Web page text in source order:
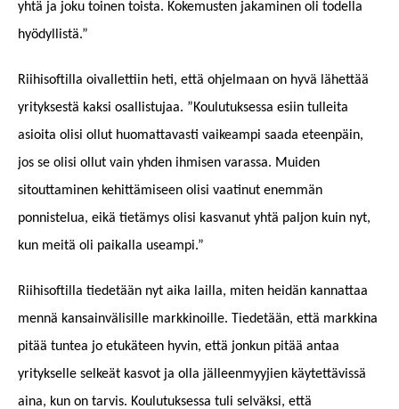
yhtä ja joku toinen toista. Kokemusten jakaminen oli todella
hyödyllistä.”
Riihisoftilla oivallettiin heti, että ohjelmaan on hyvä lähettää
yrityksestä kaksi osallistujaa. ”Koulutuksessa esiin tulleita
asioita olisi ollut huomattavasti vaikeampi saada eteenpäin,
jos se olisi ollut vain yhden ihmisen varassa. Muiden
sitouttaminen kehittämiseen olisi vaatinut enemmän
ponnistelua, eikä tietämys olisi kasvanut yhtä paljon kuin nyt,
kun meitä oli paikalla useampi.”
Riihisoftilla tiedetään nyt aika lailla, miten heidän kannattaa
mennä kansainvälisille markkinoille. Tiedetään, että markkina
pitää tuntea jo etukäteen hyvin, että jonkun pitää antaa
yritykselle selkeät kasvot ja olla jälleenmyyjien käytettävissä
aina, kun on tarvis. Koulutuksessa tuli selväksi, että